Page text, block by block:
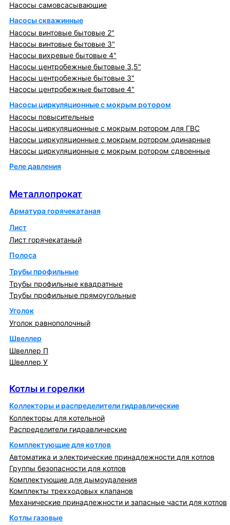
Насосы самовсасывающие
Насосы скважинные
Насосы винтовые бытовые 2"
Насосы винтовые бытовые 3"
Насосы вихревые бытовые 4"
Насосы центробежные бытовые 3,5"
Насосы центробежные бытовые 3"
Насосы центробежные бытовые 4"
Насосы циркуляционные с мокрым ротором
Насосы повысительные
Насосы циркуляционные с мокрым ротором для ГВС
Насосы циркуляционные с мокрым ротором одинарные
Насосы циркуляционные с мокрым ротором сдвоенные
Реле давления
Металлопрокат
Арматура горячекатаная
Лист
Лист горячекатаный
Полоса
Трубы профильные
Трубы профильные квадратные
Трубы профильные прямоугольные
Уголок
Уголок равнополочный
Швеллер
Швеллер П
Швеллер У
Котлы и горелки
Коллекторы и распределители гидравлические
Коллекторы для котельной
Распределители гидравлические
Комплектующие для котлов
Автоматика и электрические принадлежности для котлов
Группы безопасности для котлов
Комплектующие для дымоудаления
Комплекты трехходовых клапанов
Механические принадлежности и запасные части для котлов
Котлы газовые